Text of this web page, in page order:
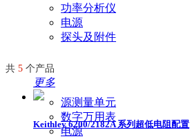
功率分析仪
电源
探头及附件
更多
源测量单元
数字万用表
电源
共 5 个产品
Keithley 6200/2182A 系列超低电阻配置